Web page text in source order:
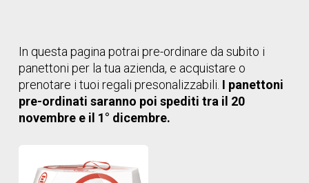
In questa pagina potrai pre-ordinare da subito i
panettoni per la tua azienda, e acquistare o
prenotare i tuoi regali presonalizzabili. I panettoni
pre-ordinati saranno poi spediti tra il 20
novembre e il 1° dicembre.